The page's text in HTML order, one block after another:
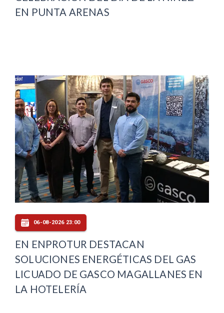
EN PUNTA ARENAS
06-08-2026 23:00
EN ENPROTUR DESTACAN
SOLUCIONES ENERGÉTICAS DEL GAS
LICUADO DE GASCO MAGALLANES EN
LA HOTELERÍA